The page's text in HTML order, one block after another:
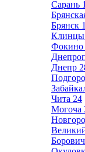
Сарань 1
Брянск
Клинцы
Фокино
Днепр
Чита 24
Могоча